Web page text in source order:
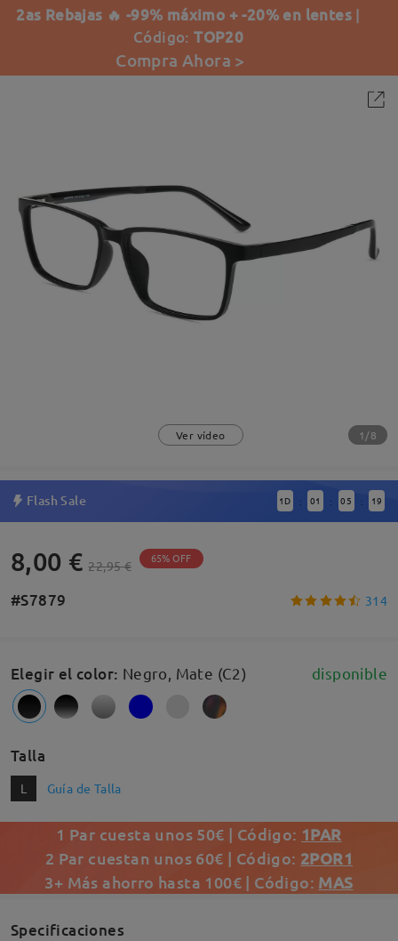
2as Rebajas 🔥 -99% máximo + -20% en lentes |
Código:TOP20
Compra Ahora >
Ver vídeo 1/8
Flash Sale 1 D : 01 : 05 : 18
8,00 € 22,95 € 65% OFF
#S7879 314
Elegir el color: Negro, Mate (C2) disponible
Talla
L Guía de Talla
1 Par cuesta unos 50€ | Código: 1PAR
2 Par cuestan unos 60€ | Código: 2POR1
3+ Más ahorro hasta 100€ | Código: MAS
Specificaciones